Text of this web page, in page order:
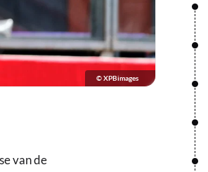
© XPBimages
van de